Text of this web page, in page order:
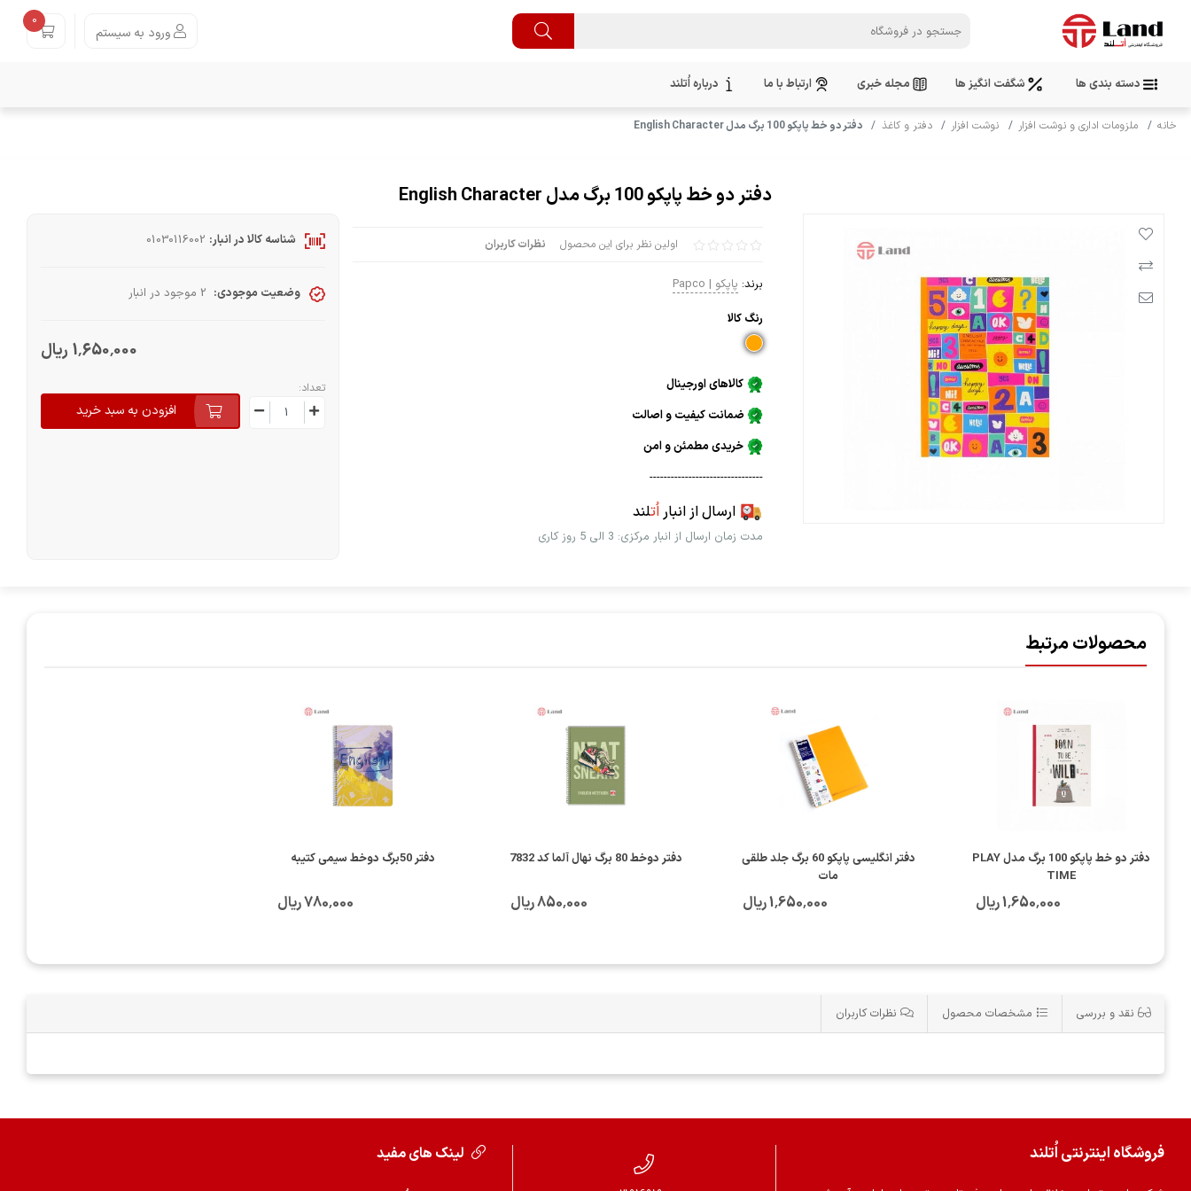
ورود به سیستم
0
دسته بندی ها شگفت انگیز ها مجله خبری ارتباط با ما درباره اُتلند
خانه ملزومات اداری و نوشت افزار نوشت افزار دفتر و کاغذ دفتر دو خط پاپکو 100 برگ مدل English Character
دفتر دو خط پاپکو 100 برگ مدل English Character
اولین نظر برای این محصول نظرات کاربران
برند: پاپکو | Papco
رنگ كالا
کالاهای اورجینال
ضمانت کیفیت و اصالت
خریدی مطمئن و امن
--------------------------------
ارسال از انباراُتلند
مدت زمان ارسال از انبار مرکزی: 3 الی 5 روز کاری
شناسه کالا در انبار: 01030116002
وضعیت موجودی: 2 موجود در انبار
1٬650٬000 ریال
تعداد:
افزودن به سبد خرید
محصولات مرتبط
دفتر دو خط پاپکو 100 برگ مدل PLAY
TIME
1٬650٬000 ریال
دفتر انگلیسی پاپکو 60 برگ جلد طلقی
مات
1٬650٬000 ریال
دفتر دوخط 80 برگ نهال آلما کد 7832
850٬000 ریال
دفتر 50برگ دوخط سیمی کتیبه
780٬000 ریال
نقد و بررسی مشخصات محصول نظرات کاربران
فروشگاه اینترنتی اُتلند لینک های مفید